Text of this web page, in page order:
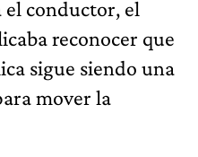
conductor, el
reconocer que
sigue siendo una
mover la